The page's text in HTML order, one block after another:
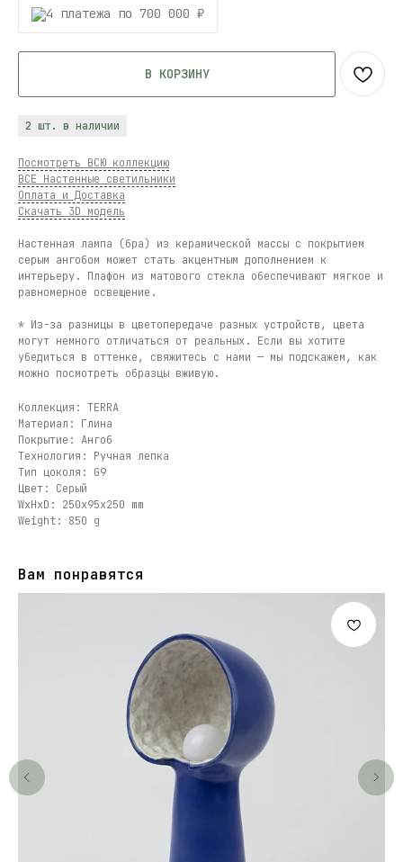
4 платежа по 700 000 ₽
В КОРЗИНУ
2 шт. в наличии
Посмотреть ВСЮ коллекцию
ВСЕ Настенные светильники
Оплата и Доставка
Скачать 3D модель
Настенная лампа (бра) из керамической массы с покрытием
серым ангобом может стать акцентным дополнением к
интерьеру. Плафон из матового стекла обеспечивают мягкое и
равномерное освещение.
* Из-за разницы в цветопередаче разных устройств, цвета
могут немного отличаться от реальных. Если вы хотите
убедиться в оттенке, свяжитесь с нами — мы подскажем, как
можно посмотреть образцы вживую.
Коллекция: TERRA
Материал: Глина
Покрытие: Ангоб
Технология: Ручная лепка
Тип цоколя: G9
Цвет: Серый
WxHxD: 250x95x250 mm
Weight: 850 g
Вам понравятся